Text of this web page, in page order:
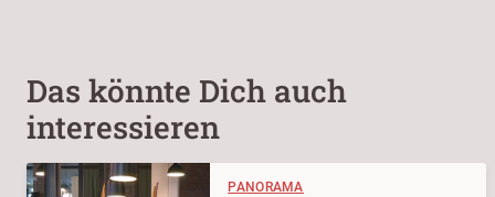
Das könnte Dich auch
interessieren
PANORAMA